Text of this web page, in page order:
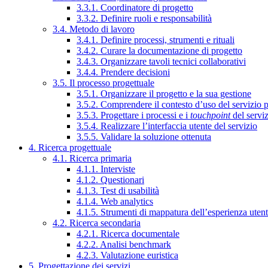
3.3.1. Coordinatore di progetto
3.3.2. Definire ruoli e responsabilità
3.4. Metodo di lavoro
3.4.1. Definire processi, strumenti e rituali
3.4.2. Curare la documentazione di progetto
3.4.3. Organizzare tavoli tecnici collaborativi
3.4.4. Prendere decisioni
3.5. Il processo progettuale
3.5.1. Organizzare il progetto e la sua gestione
3.5.2. Comprendere il contesto d’uso del servizio
3.5.3. Progettare i processi e i touchpointdel
3.5.4. Realizzare l’interfaccia utente del servizio
3.5.5. Validare la soluzione ottenuta
4. Ricerca progettuale
4.1. Ricerca primaria
4.1.1. Interviste
4.1.2. Questionari
4.1.3. Test di usabilità
4.1.4. Web analytics
4.1.5. Strumenti di mappatura dell’esperienza
4.2. Ricerca secondaria
4.2.1. Ricerca documentale
4.2.2. Analisi benchmark
4.2.3. Valutazione euristica
5. Progettazione dei servizi